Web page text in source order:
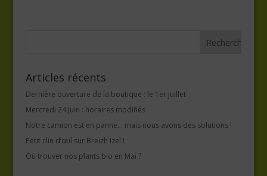
Articles récents
Dernière ouverture de la boutique : le 1er juillet
Mercredi 24 Juin : horaires modifiés
Notre camion est en panne… mais nous avons des solutions !
Petit clin d’œil sur Breizh Izel !
Où trouver nos plants bio en Mai ?